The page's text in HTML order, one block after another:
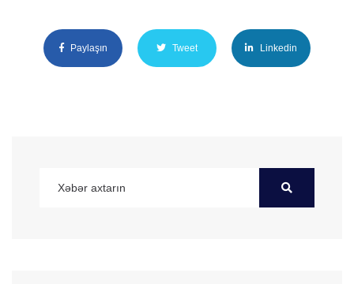
Paylaşın Tweet Linkedin